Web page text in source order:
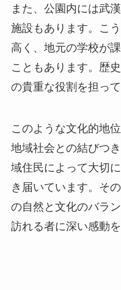
また、公園内には武
施設もあります。こ
高く、地元の学校が
こともあります。歴
の貴重な役割を担って
このような文化的地
地域社会との結びつ
域住民によって大切
き届いています。そ
の自然と文化のバラ
訪れる者に深い感動